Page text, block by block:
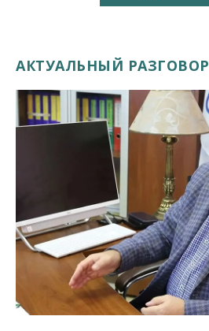
АКТУАЛЬНЫЙ РАЗГОВОР